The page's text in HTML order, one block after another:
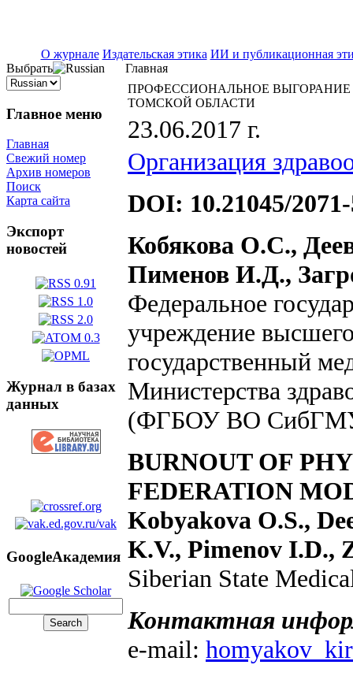
О журнале Издательская этика ИИ и публикационная
Выбрать
Главное меню
Главная
Свежий номер
Архив номеров
Поиск
Карта сайта
Экспорт
новостей
Журнал в базах
данных
GoogleАкадемия
Главная
ПРОФЕССИОНАЛЬНОЕ
ТОМСКОЙ ОБЛАСТИ
23.06.2017 г.
Организация
DOI: 10.21045/
Кобякова О.С.,
Пименов И.Д.,
Федеральное
учреждение
государственный
Министерства
(ФГБОУ ВО СибГМУ
BURNOUT OF
FEDERATION
Kobyakova O.S.,
K.V., Pimenov I.D.,
Siberian State
Контактная
e-mail: